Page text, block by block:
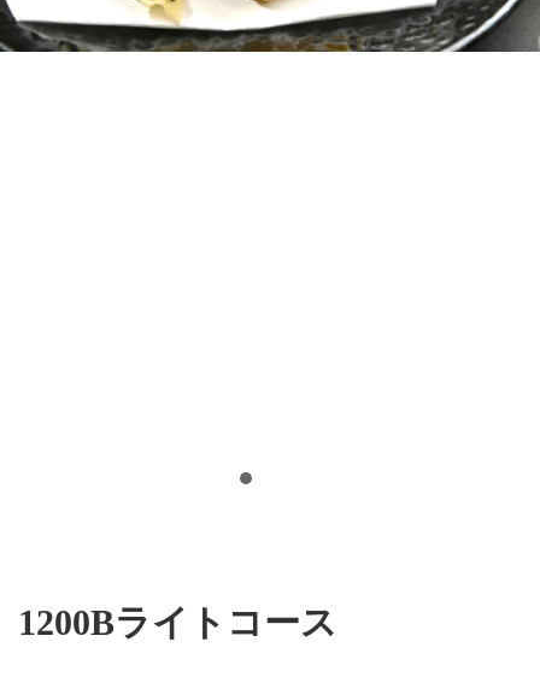
1200Bライトコース